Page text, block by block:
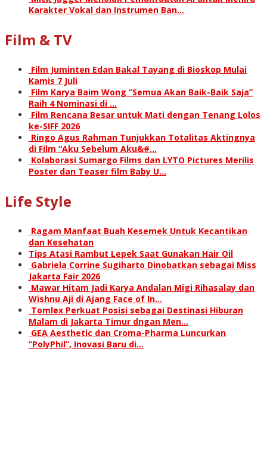
Karakter Vokal dan Instrumen Ban…
Film & TV
Film Juminten Edan Bakal Tayang di Bioskop Mulai
Kamis 7 Juli
Film Karya Baim Wong “Semua Akan Baik-Baik Saja”
Raih 4 Nominasi di …
Film Rencana Besar untuk Mati dengan Tenang Lolos
ke-SIFF 2026
Ringo Agus Rahman Tunjukkan Totalitas Aktingnya
di Film “Aku Sebelum Aku&#…
Kolaborasi Sumargo Films dan LYTO Pictures Merilis
Poster dan Teaser film Baby U…
Life Style
Ragam Manfaat Buah Kesemek Untuk Kecantikan
dan Kesehatan
Tips Atasi Rambut Lepek Saat Gunakan Hair Oil
Gabriela Corrine Sugiharto Dinobatkan sebagai Miss
Jakarta Fair 2026
Mawar Hitam Jadi Karya Andalan Migi Rihasalay dan
Wishnu Aji di Ajang Face of In…
Tomlex Perkuat Posisi sebagai Destinasi Hiburan
Malam di Jakarta Timur dngan Men…
GEA Aesthetic dan Croma-Pharma Luncurkan
“PolyPhil”, Inovasi Baru di…